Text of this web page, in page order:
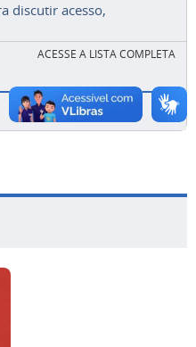
discutir acesso,
ACESSE A LISTA COMPLETA